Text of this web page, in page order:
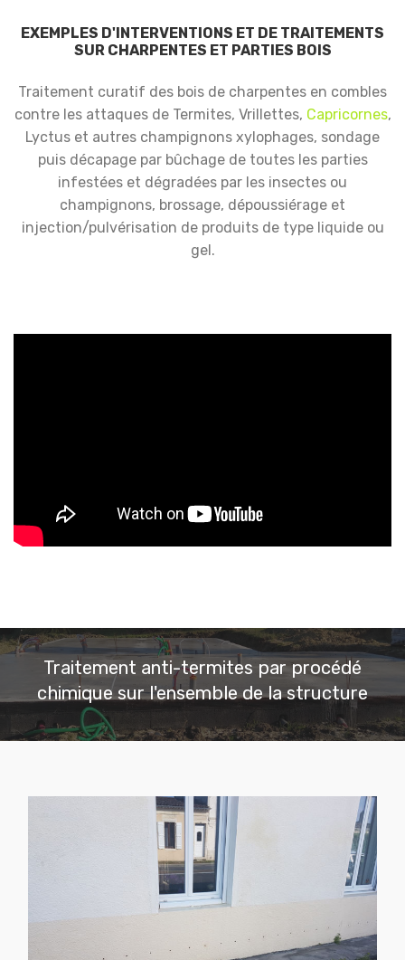
EXEMPLES D'INTERVENTIONS ET DE TRAITEMENTS
SUR CHARPENTES ET PARTIES BOIS
Traitement curatif des bois de charpentes en combles
contre les attaques de Termites, Vrillettes, Capricornes,
Lyctus et autres champignons xylophages, sondage
puis décapage par bûchage de toutes les parties
infestées et dégradées par les insectes ou
champignons, brossage, dépoussiérage et
injection/pulvérisation de produits de type liquide ou
gel.
Traitement anti-termites par procédé
chimique sur l'ensemble de la structure